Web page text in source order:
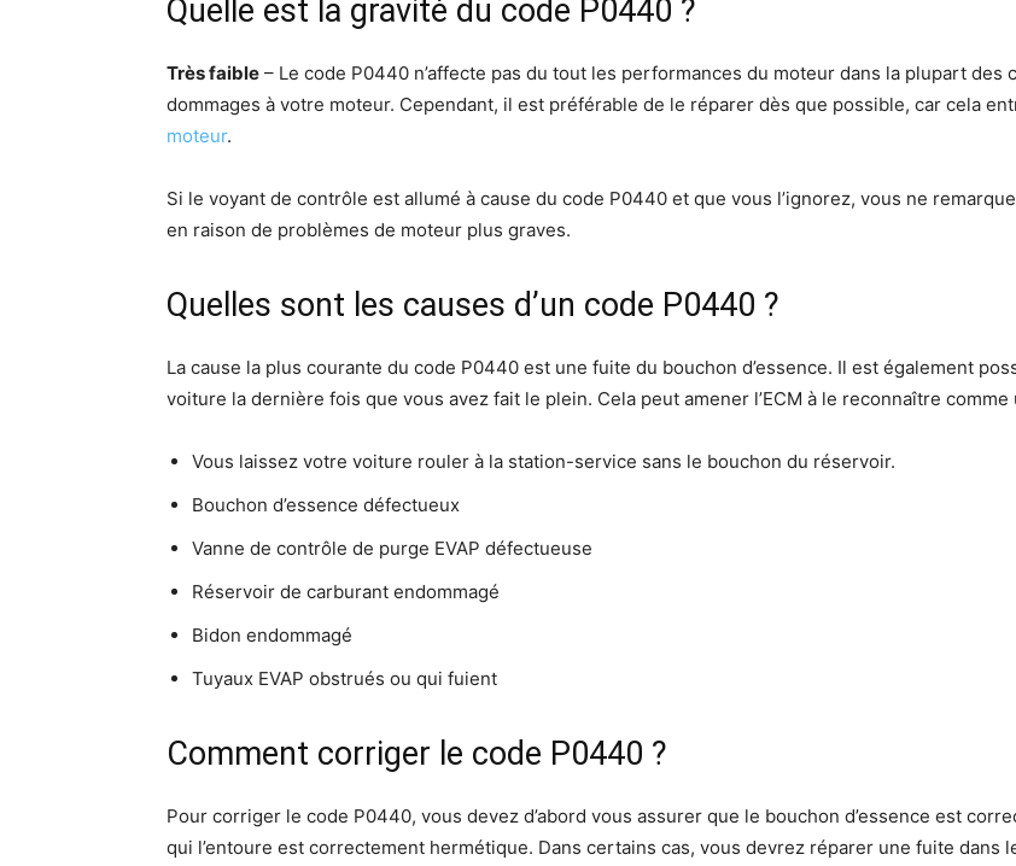
Quelle est la gravité du code P0440 ?
Très faible – Le code P0440 n’affecte pas du tout les performances du moteur dans la plupart des
dommages à votre moteur. Cependant, il est préférable de le réparer dès que possible, car cela
moteur.
Si le voyant de contrôle est allumé à cause du code P0440 et que vous l’ignorez, vous ne
en raison de problèmes de moteur plus graves.
Quelles sont les causes d’un code P0440 ?
La cause la plus courante du code P0440 est une fuite du bouchon d’essence. Il est également
voiture la dernière fois que vous avez fait le plein. Cela peut amener l’ECM à le reconnaître
Vous laissez votre voiture rouler à la station-service sans le bouchon du réservoir.
Bouchon d’essence défectueux
Vanne de contrôle de purge EVAP défectueuse
Réservoir de carburant endommagé
Bidon endommagé
Tuyaux EVAP obstrués ou qui fuient
Comment corriger le code P0440 ?
Pour corriger le code P0440, vous devez d’abord vous assurer que le bouchon d’essence est
qui l’entoure est correctement hermétique. Dans certains cas, vous devrez réparer une fuite dans